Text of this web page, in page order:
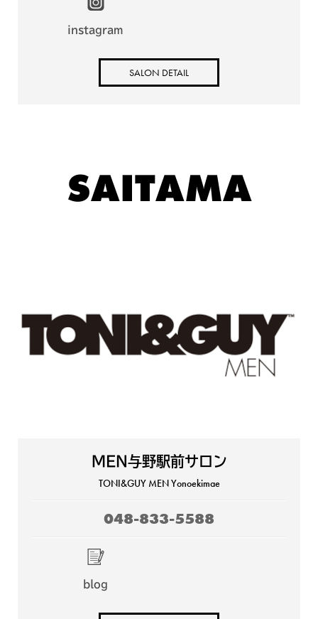
instagram
SALON DETAIL
SAITAMA
MEN与野駅前サロン
TONI&GUY MEN Yonoekimae
048-833-5588
blog